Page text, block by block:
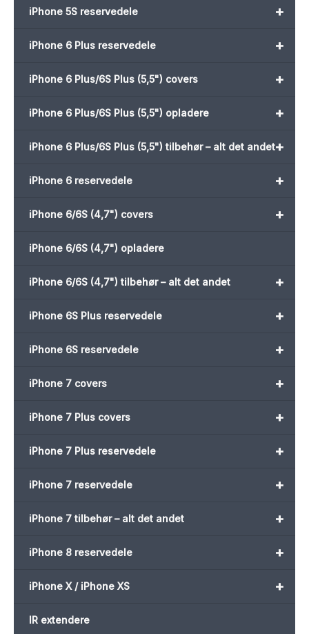
+
iPhone 5S reservedele
+
iPhone 6 Plus reservedele
+
iPhone 6 Plus/6S Plus (5,5") covers
+
iPhone 6 Plus/6S Plus (5,5") opladere
+
iPhone 6 Plus/6S Plus (5,5") tilbehør – alt det andet
+
iPhone 6 reservedele
+
iPhone 6/6S (4,7") covers
iPhone 6/6S (4,7") opladere
+
iPhone 6/6S (4,7") tilbehør – alt det andet
+
iPhone 6S Plus reservedele
+
iPhone 6S reservedele
+
iPhone 7 covers
+
iPhone 7 Plus covers
+
iPhone 7 Plus reservedele
+
iPhone 7 reservedele
+
iPhone 7 tilbehør – alt det andet
+
iPhone 8 reservedele
+
iPhone X / iPhone XS
IR extendere